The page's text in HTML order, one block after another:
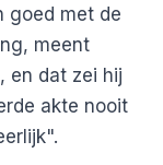
goed met de
meent
en dat zei hij
akte nooit